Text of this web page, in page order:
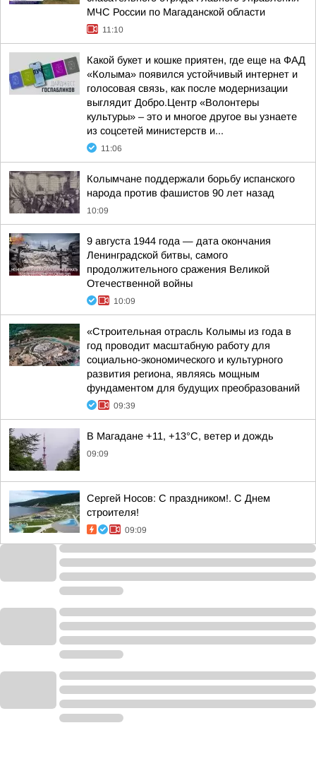
МЧС России по Магаданской области
11:10
Какой букет и кошке приятен, где еще на ФАД
«Колыма» появился устойчивый интернет и
голосовая связь, как после модернизации
выглядит Добро.Центр «Волонтеры
культуры» – это и многое другое вы узнаете
из соцсетей министерств и...
11:06
Колымчане поддержали борьбу испанского
народа против фашистов 90 лет назад
10:09
9 августа 1944 года — дата окончания
Ленинградской битвы, самого
продолжительного сражения Великой
Отечественной войны
10:09
«Строительная отрасль Колымы из года в
год проводит масштабную работу для
социально-экономического и культурного
развития региона, являясь мощным
фундаментом для будущих преобразований
09:39
В Магадане +11, +13°C, ветер и дождь
09:09
Сергей Носов: С праздником!. С Днем
строителя!
09:09